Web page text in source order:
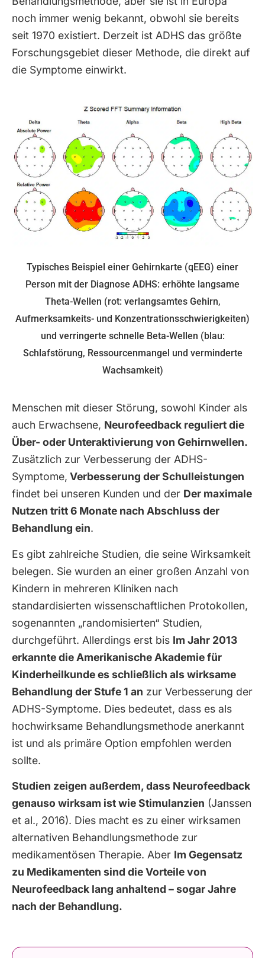
noch immer wenig bekannt, obwohl sie bereits
seit 1970 existiert. Derzeit ist ADHS das größte
Forschungsgebiet dieser Methode, die direkt auf
die Symptome einwirkt.
Typisches Beispiel einer Gehirnkarte (qEEG) einer
Person mit der Diagnose ADHS: erhöhte langsame
Theta-Wellen (rot: verlangsamtes Gehirn,
Aufmerksamkeits- und Konzentrationsschwierigkeiten)
und verringerte schnelle Beta-Wellen (blau:
Schlafstörung, Ressourcenmangel und verminderte
Wachsamkeit)
Menschen mit dieser Störung, sowohl Kinder als
auch Erwachsene, Neurofeedback reguliert die
Über- oder Unteraktivierung von Gehirnwellen.
Zusätzlich zur Verbesserung der ADHS-
Symptome, Verbesserung der Schulleistungen
findet bei unseren Kunden und der Der maximale
Nutzen tritt 6 Monate nach Abschluss der
Behandlung ein.
Es gibt zahlreiche Studien, die seine Wirksamkeit
belegen. Sie wurden an einer großen Anzahl von
Kindern in mehreren Kliniken nach
standardisierten wissenschaftlichen Protokollen,
sogenannten „randomisierten“ Studien,
durchgeführt. Allerdings erst bis Im Jahr 2013
erkannte die Amerikanische Akademie für
Kinderheilkunde es schließlich als wirksame
Behandlung der Stufe 1 an zur Verbesserung der
ADHS-Symptome. Dies bedeutet, dass es als
hochwirksame Behandlungsmethode anerkannt
ist und als primäre Option empfohlen werden
sollte.
Studien zeigen außerdem, dass Neurofeedback
genauso wirksam ist wie Stimulanzien (Janssen
et al., 2016). Dies macht es zu einer wirksamen
alternativen Behandlungsmethode zur
medikamentösen Therapie. Aber Im Gegensatz
zu Medikamenten sind die Vorteile von
Neurofeedback lang anhaltend – sogar Jahre
nach der Behandlung.